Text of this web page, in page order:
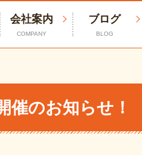
会社案内
COMPANY
ブログ
BLOG
催のお知らせ！